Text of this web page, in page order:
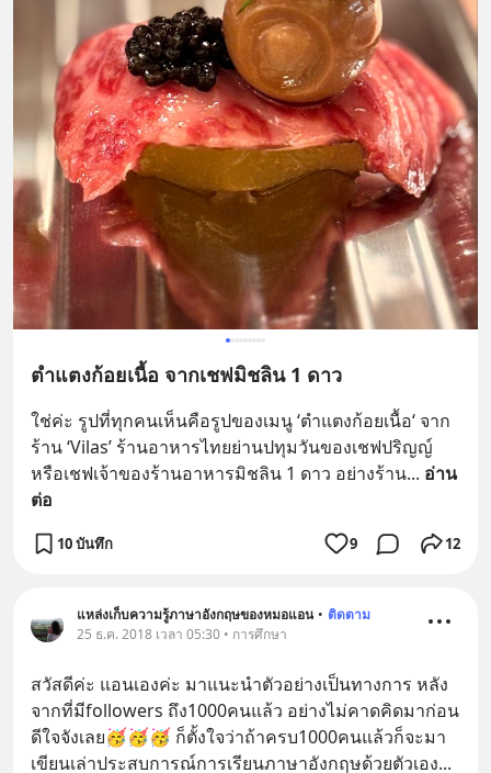
ตำแตงก้อยเนื้อ จากเชฟมิชลิน 1 ดาว
ใช่ค่ะ รูปที่ทุกคนเห็นคือรูปของเมนู ‘ตำแตงก้อยเนื้อ‘ จาก
ร้าน ‘Vilas’ ร้านอาหารไทยย่านปทุมวันของเชฟปริญญ์
หรือเชฟเจ้าของร้านอาหารมิชลิน 1 ดาว อย่างร้าน... อ่าน
ต่อ
10 บันทึก 9 12
แหล่งเก็บความรู้ภาษาอังกฤษของหมอแอน • ติดตาม
25 ธ.ค. 2018 เวลา 05:30 • การศึกษา
สวัสดีค่ะ แอนเองค่ะ มาแนะนำตัวอย่างเป็นทางการ หลัง
จากที่มีfollowers ถึง1000คนแล้ว อย่างไม่คาดคิดมาก่อน
ดีใจจังเลย🥳🥳🥳 ก็ตั้งใจว่าถ้าครบ1000คนแล้วก็จะมา
เขียนเล่าประสบการณ์การเรียนภาษาอังกฤษด้วยตัวเอง